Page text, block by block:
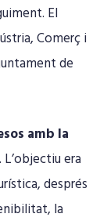
El
Comerç i
de
amb la
. L’objectiu era
després
la